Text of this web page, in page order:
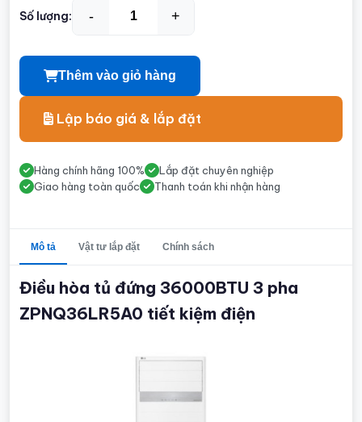
Số lượng: - +
Thêm vào giỏ hàng
Lập báo giá & lắp đặt
Hàng chính hãng 100%
Lắp đặt chuyên nghiệp
Giao hàng toàn quốc
Thanh toán khi nhận hàng
Mô tả Vật tư lắp đặt Chính sách
Điều hòa tủ đứng 36000BTU 3 pha
ZPNQ36LR5A0 tiết kiệm điện